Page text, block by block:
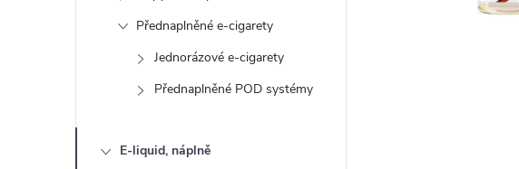
í
Přednaplněné e-cigarety
Jednorázové e-cigarety
Přednaplněné POD systémy
E-liquid, náplně